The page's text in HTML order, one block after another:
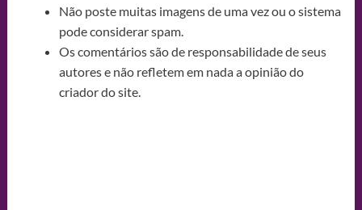
Não poste muitas imagens de uma vez ou o sistema
pode considerar spam.
Os comentários são de responsabilidade de seus
autores e não refletem em nada a opinião do
criador do site.